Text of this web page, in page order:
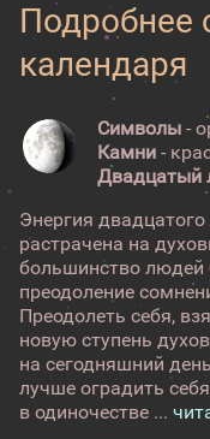
Подробнее
календаря
Символы -
Камни -
Двадцатый
Энергия
растрачена на
большинство людей
преодоление
Преодолеть себя,
новую ступень
на сегодняшний
лучше оградить
в одиночестве ...